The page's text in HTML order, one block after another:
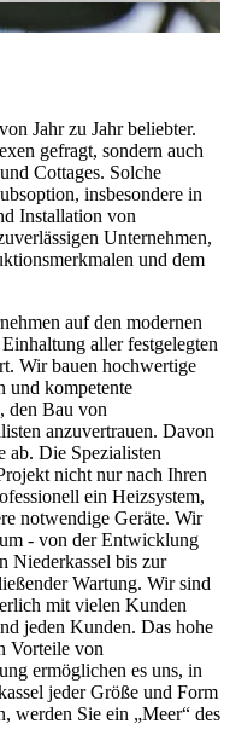
Jahr zu Jahr beliebter.
gefragt, sondern auch
Cottages. Solche
insbesondere in
Installation von
Unternehmen,
und dem
auf den modernen
aller festgelegten
Wir bauen hochwertige
und kompetente
den Bau von
anzuvertrauen. Davon
ab. Die Spezialisten
nicht nur nach Ihren
ein Heizsystem,
notwendige Geräte. Wir
- von der Entwicklung
Niederkassel bis zur
Wartung. Wir sind
mit vielen Kunden
jeden Kunden. Das hohe
Vorteile von
ermöglichen es uns, in
jeder Größe und Form
werden Sie ein „Meer“ des